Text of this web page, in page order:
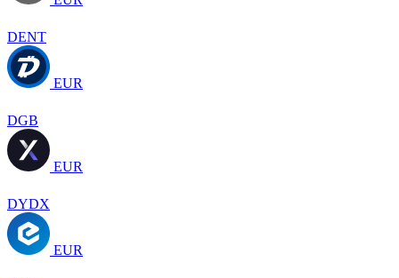
DENT
EUR
DGB
EUR
DYDX
EUR